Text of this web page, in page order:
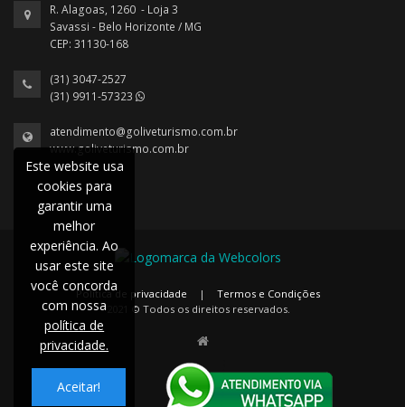
R. Alagoas, 1260 - Loja 3
Savassi - Belo Horizonte / MG
CEP: 31130-168
(31) 3047-2527
(31) 9911-57323
atendimento@goliveturismo.com.br
www.goliveturismo.com.br
Política de privacidade |
Termos e Condições
2021 © Todos os direitos reservados.
Este website usa
cookies para
garantir uma
melhor
experiência. Ao
usar este site
você concorda
com nossa
política de
privacidade.
Aceitar!